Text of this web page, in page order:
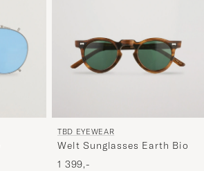
TBD EYEWEAR
Welt Sunglasses Earth Bio
1 399,-